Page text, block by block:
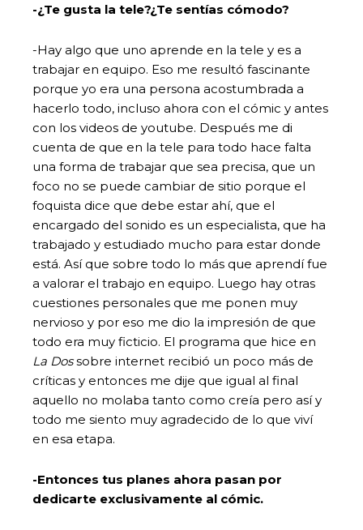
-¿Te gusta la tele?¿Te sentías cómodo?
-Hay algo que uno aprende en la tele y es a
trabajar en equipo. Eso me resultó fascinante
porque yo era una persona acostumbrada a
hacerlo todo, incluso ahora con el cómic y antes
con los videos de youtube. Después me di
cuenta de que en la tele para todo hace falta
una forma de trabajar que sea precisa, que un
foco no se puede cambiar de sitio porque el
foquista dice que debe estar ahí, que el
encargado del sonido es un especialista, que ha
trabajado y estudiado mucho para estar donde
está. Así que sobre todo lo más que aprendí fue
a valorar el trabajo en equipo. Luego hay otras
cuestiones personales que me ponen muy
nervioso y por eso me dio la impresión de que
todo era muy ficticio. El programa que hice en
La Dossobre internet recibió un poco más de
críticas y entonces me dije que igual al final
aquello no molaba tanto como creía pero así y
todo me siento muy agradecido de lo que viví
en esa etapa.
-Entonces tus planes ahora pasan por
dedicarte exclusivamente al cómic.